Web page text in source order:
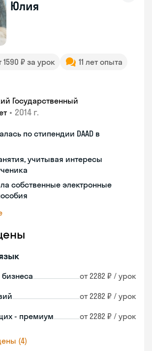
Юлия
1590 ₽ за урок
11 лет опыта
Государственный
• 2014 г.
по стипендии DAAD в
учитывая интересы
собственные электронные
от 2282 ₽ / урок
от 2282 ₽ / урок
- премиум от 2282 ₽ / урок
(4)